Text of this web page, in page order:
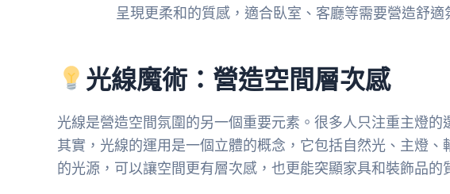
呈現更柔和的質感，適合臥室、客廳等需要營造舒適
光線魔術：營造空間層次感
光線是營造空間氛圍的另一個重要元素。很多人只注重主燈的
其實，光線的運用是一個立體的概念，它包括自然光、主燈、
的光源，可以讓空間更有層次感，也更能突顯家具和裝飾品的